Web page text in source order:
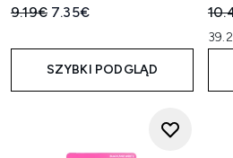
Sugerowana cena detaliczna:
9.19€ Aktualna cena:
7.35€
SZYBKI PODGLĄD